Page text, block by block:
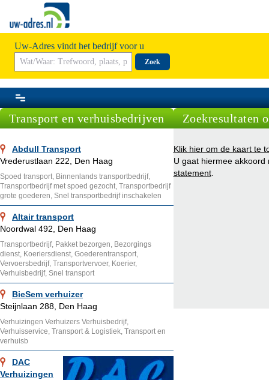
Uw-Adres vindt het bedrijf voor u
Zoek
Transport en verhuisbedrijven
Abdull Transport
Vrederustlaan 222, Den Haag
Spoed transport, Binnenlands transportbedrijf,
Transportbedrijf met spoed gezocht, Transportbedrijf
grote goederen, Snel transportbedrijf inschakelen
Altair transport
Noordwal 492, Den Haag
Transportbedrijf, Pakket bezorgen, Bezorgings
dienst, Koeriersdienst, Goederentransport,
Vervoersbedrijf, Transportvervoer, Koerier,
Verhuisbedrijf, Snel transport
BieSem verhuizer
Steijnlaan 288, Den Haag
Verhuizingen Verhuizers Verhuisbedrijf,
Verhuisservice, Transport & Logistiek, Transport en
verhuisb
DAC
Verhuizingen
Zoekresultaten
Klik hier om de kaart te
U gaat hiermee
statement.